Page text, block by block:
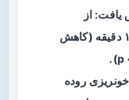
از
میانگین ۱۷.۹ دقیقه به ۱۳.۷ دقیقه (کاهش
روده